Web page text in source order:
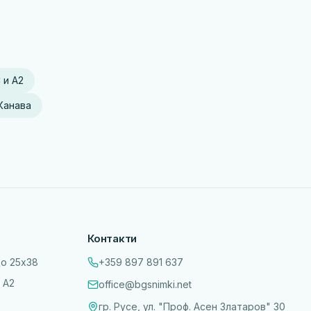
и А2
25х38
А2
Контакти
+359 897 891 637
office@bgsnimki.net
гр. Русе, ул. "Проф. Асен Златаров" 30